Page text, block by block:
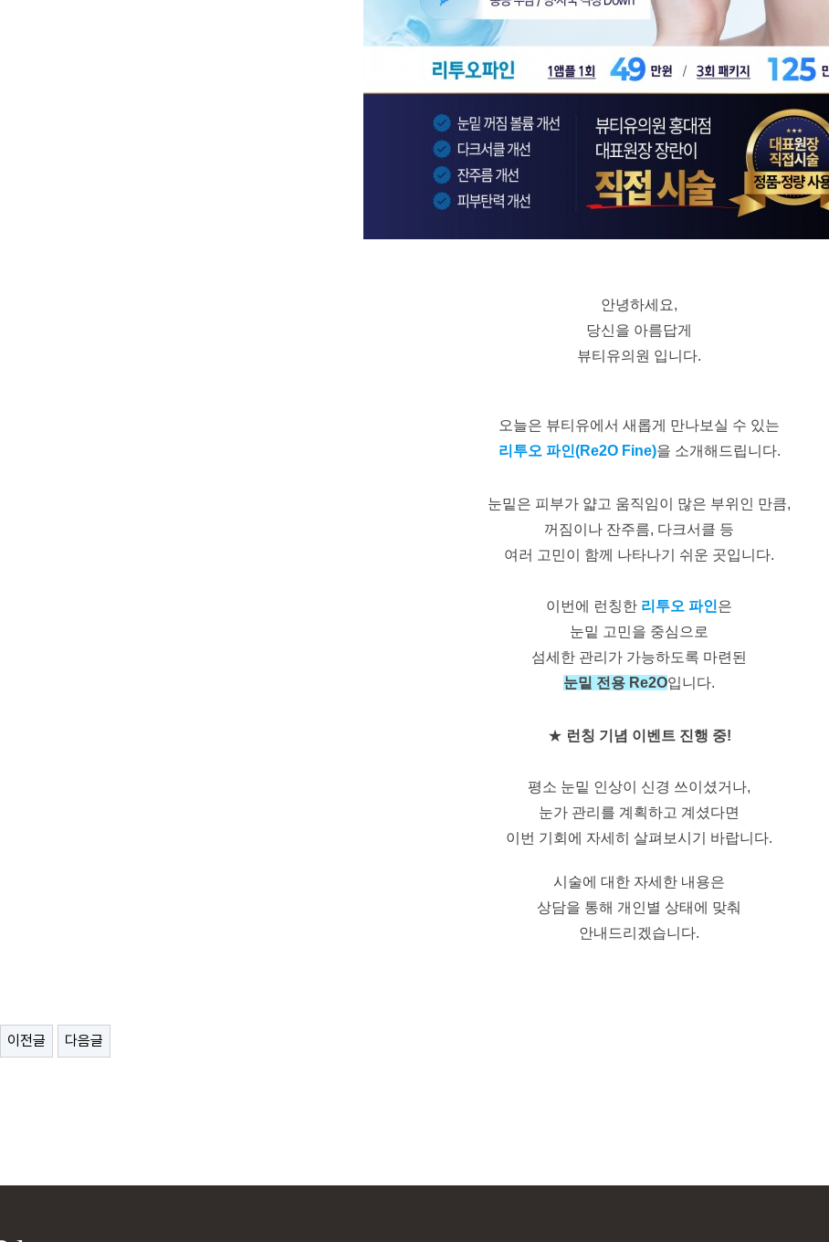
안녕하세요,
당신을 아름답게
뷰티유의원 입니다.
오늘은 뷰티유에서 새롭게 만나보실 수 있는
리투오 파인(Re2O Fine)을 소개해드립니다.
눈밑은 피부가 얇고 움직임이 많은 부위인 만큼,
꺼짐이나 잔주름, 다크서클 등
여러 고민이 함께 나타나기 쉬운 곳입니다.
이번에 런칭한 리투오 파인은
눈밑 고민을 중심으로
섬세한 관리가 가능하도록 마련된
눈밑 전용 Re2O입니다.
★ 런칭 기념 이벤트 진행 중!
평소 눈밑 인상이 신경 쓰이셨거나,
눈가 관리를 계획하고 계셨다면
이번 기회에 자세히 살펴보시기 바랍니다.
시술에 대한 자세한 내용은
상담을 통해 개인별 상태에 맞춰
안내드리겠습니다.
이전글 다음글